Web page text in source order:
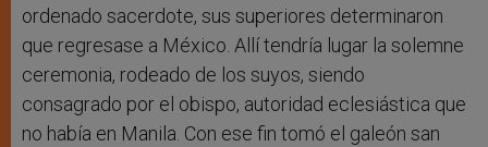
ordenado sacerdote, sus superiores determinaron
que regresase a México. Allí tendría lugar la solemne
ceremonia, rodeado de los suyos, siendo
consagrado por el obispo, autoridad eclesiástica que
no había en Manila. Con ese fin tomó el galeón san